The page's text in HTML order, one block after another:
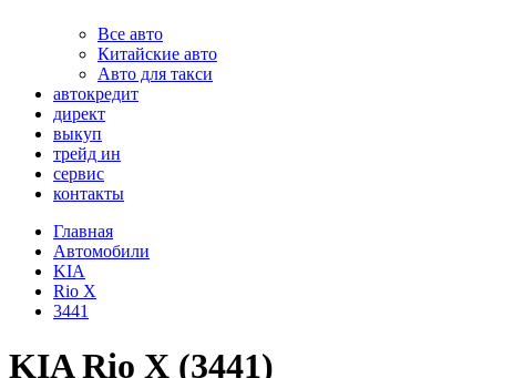
Все авто
Китайские авто
Авто для такси
автокредит
директ
выкуп
трейд ин
сервис
контакты
Главная
Автомобили
KIA
Rio X
3441
KIA Rio X (3441)